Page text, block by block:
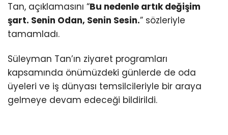
Tan, açıklamasını “Bu nedenle artık değişim
şart. Senin Odan, Senin Sesin.” sözleriyle
tamamladı.
Süleyman Tan’ın ziyaret programları
kapsamında önümüzdeki günlerde de oda
üyeleri ve iş dünyası temsilcileriyle bir araya
gelmeye devam edeceği bildirildi.